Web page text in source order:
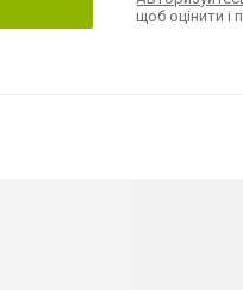
щоб оцінити і